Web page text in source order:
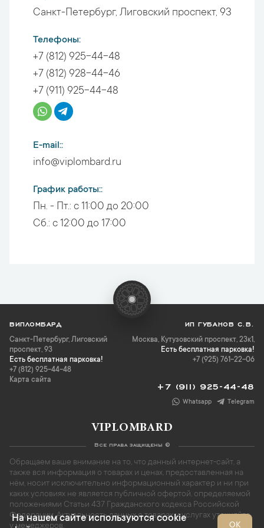
Санкт-Петербург, Лиговский проспект, 93
Телефоны
+7 (812) 925-44-48
+7 (812) 928-44-46
+7 (911) 925-44-48
E-mail:
info@viplombard.ru
График работы:
Пн. - Пт.: с 11:00 до 20:00
Сб.: с 12:00 до 17:00
ВИПЛОМБАРД
Санкт-Петербург, Лиговский
проспект, 93
Есть бесплатная парковка!
+7 (812) 925-44-48
Карта сайта
ИП ГУБАНОВ С.В.
Москва, Кутузовский проспект, 23к1,
Есть бесплатная парковка!
+7 (925) 761-22-06
+7 (911) 925-44-48
Whatsapp Telegram
VIPLOMBARD
Все права защищены ©
Обращаем ваше внимание на то, что данный интернет-сайт, а
также вся информация о товарах и ценах, предоставленная на
нём, носит исключительно информационный характер и ни при
каких условиях не является публичной офертой, определяемой
положениями Статьи 437 Гражданского кодекса Российской
Федерации. Актуальность данных о товарах и услугах уточняйте
На нашем сайте используются cookie
ОК